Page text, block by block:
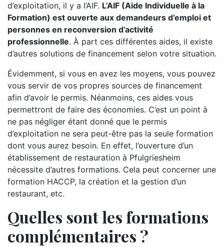
d’exploitation, il y a l’AIF. L’AIF (Aide Individuelle à la
Formation) est ouverte aux demandeurs d’emploi et
personnes en reconversion d’activité
professionnelle. À part ces différentes aides, il existe
d’autres solutions de financement selon votre situation.
Évidemment, si vous en avez les moyens, vous pouvez
vous servir de vos propres sources de financement
afin d’avoir le permis. Néanmoins, ces aides vous
permettront de faire des économies. C’est un point à
ne pas négliger étant donné que le permis
d’exploitation ne sera peut-être pas la seule formation
dont vous aurez besoin. En effet, l’ouverture d’un
établissement de restauration à Pfulgriesheim
nécessite d’autres formations. Cela peut concerner une
formation HACCP, la création et la gestion d’un
restaurant, etc.
Quelles sont les formations
complémentaires ?